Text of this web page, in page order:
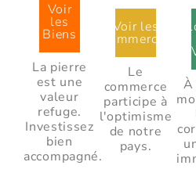
Voir
les
Biens
La pierre
est une
valeur
refuge.
Investissez
bien
accompagné.
Voir les
Commerces
Le
commerce
participe à
l'optimisme
de notre
pays.
À